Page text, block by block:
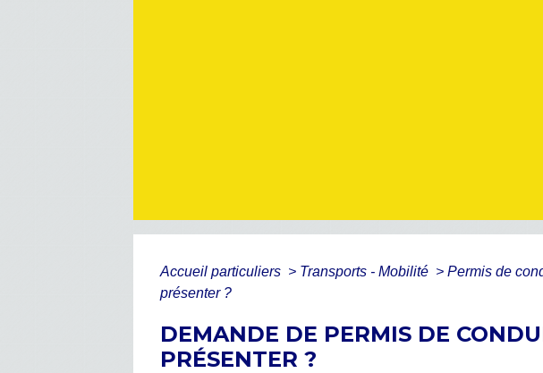
Accueil particuliers > Transports - Mobilité > Permis de
présenter ?
DEMANDE DE PERMIS DE
PRÉSENTER ?